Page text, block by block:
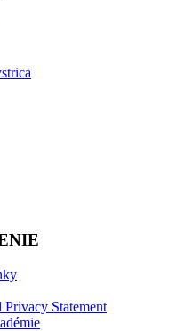
Privacy Statement